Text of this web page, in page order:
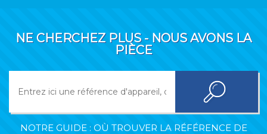
NE CHERCHEZ PLUS - NOUS AVONS LA
PIÈCE
NOTRE GUIDE : OÙ TROUVER LA RÉFÉRENCE DE